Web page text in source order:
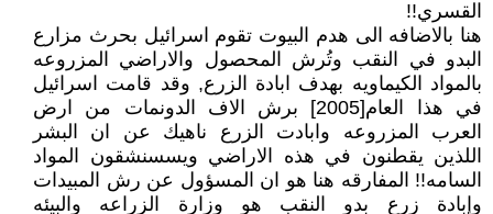
القسري!!
هنا بالاضافه الى هدم البيوت تقوم اسرائيل بحرث مزارع
البدو في النقب وتُرش المحصول والاراضي المزروعه
بالمواد الكيماويه بهدف ابادة الزرع, وقد قامت اسرائيل
في هذا العام[2005] برش الاف الدونمات من ارض
العرب المزروعه وابادت الزرع ناهيك عن ان البشر
اللذين يقطنون في هذه الاراضي ويسسنشقون المواد
السامه!! المفارقه هنا هو ان المسؤول عن رش المبيدات
وإبادة زرع بدو النقب هو وزارة الزراعه والبيئه